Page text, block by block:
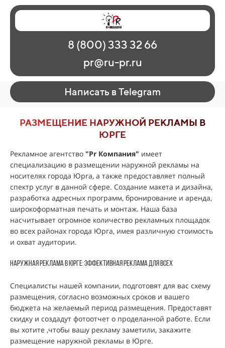
Главная
Наши работы
О рекламе
Регионы
Контакты
8 (800) 333 32 66
pr@ru-pr.ru
Написать в Telegram
РАЗМЕЩЕНИЕ НАРУЖНОЙ РЕКЛАМЫ В
ЮРГЕ
Рекламное агентство "Pr Компания" имеет
специализацию в размещении наружной рекламы на
носителях города Юрга, а также предоставляет полный
спектр услуг в данной сфере. Создание макета и дизайна,
разработка адресных программ, бронирование и аренда,
широкоформатная печать и монтаж. Наша база
насчитывает огромное количество рекламных площадок
во всех районах города Юрга, имея различную стоимость
и охват аудитории.
Наружная реклама в Юрге: эффективная реклама для всех
Специалисты нашей компании, подготовят для вас схему
размещения, согласно возможных сроков и вашего
бюджета на желаемый период размещения. Предоставят
скидку и создадут фотоотчет о проделанной работе. Если
вы хотите ,чтобы вашу рекламу заметили, закажите
размещение наружной рекламы в Юрге.